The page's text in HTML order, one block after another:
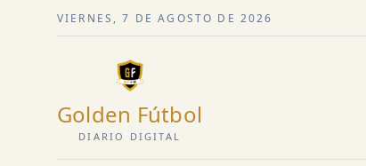
VIERNES, 7 DE AGOSTO DE 2026
Golden Fútbol
DIARIO DIGITAL